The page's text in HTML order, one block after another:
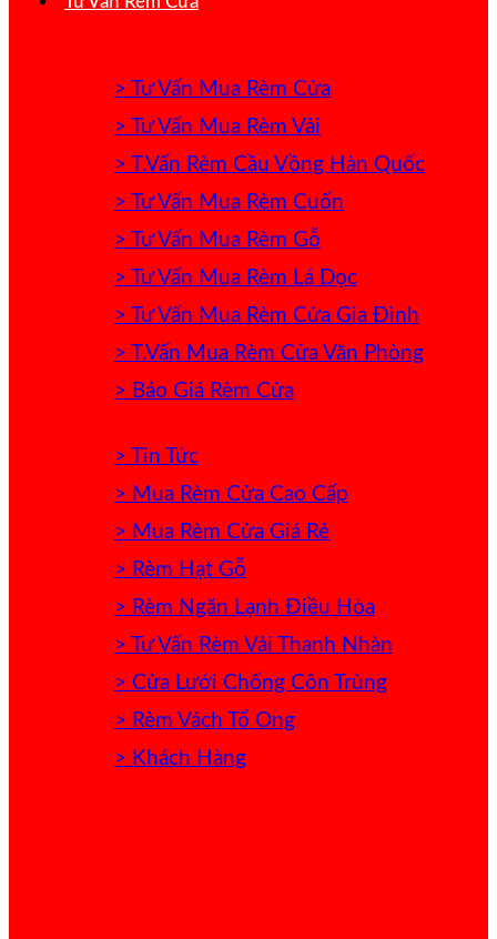
> Tư Vấn Mua Rèm Cửa
> Tư Vấn Mua Rèm Vải
> T.Vấn Rèm Cầu Vồng Hàn Quốc
> Tư Vấn Mua Rèm Cuốn
> Tư Vấn Mua Rèm Gỗ
> Tư Vấn Mua Rèm Lá Dọc
> Tư Vấn Mua Rèm Cửa Gia Đình
> T.Vấn Mua Rèm Cửa Văn Phòng
> Báo Giá Rèm Cửa
> Tin Tức
> Mua Rèm Cửa Cao Cấp
> Mua Rèm Cửa Giá Rẻ
> Rèm Hạt Gỗ
> Rèm Ngăn Lạnh Điều Hòa
> Tư Vấn Rèm Vải Thanh Nhàn
> Cửa Lưới Chống Côn Trùng
> Rèm Vách Tổ Ong
> Khách Hàng